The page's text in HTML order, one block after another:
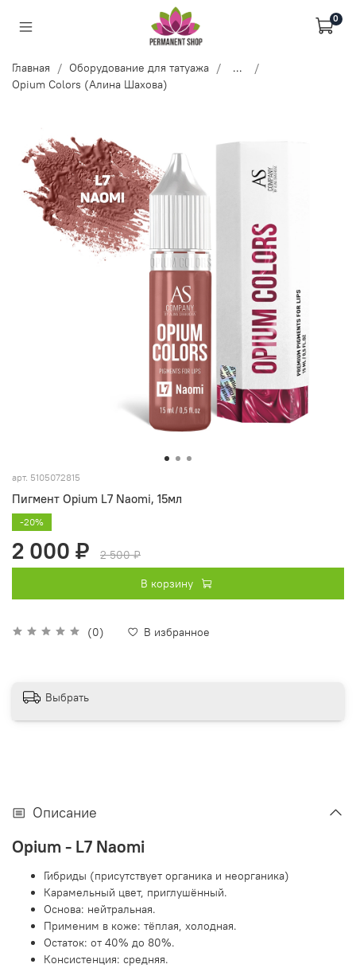
0
Главная Оборудование для татуажа
...
Opium Colors (Алина Шахова)
арт. 5105072815
Пигмент Opium L7 Naomi, 15мл
(0) В избранное
-20%
2 000 ₽
2 500 ₽
В корзину
Выбрать
Описание
Opium - L7 Naomi
Гибриды (присутствует органика и неорганика)
Карамельный цвет, приглушённый.
Основа: нейтральная.
Применим в коже: тёплая, холодная.
Остаток: от 40% до 80%.
Консистенция: средняя.